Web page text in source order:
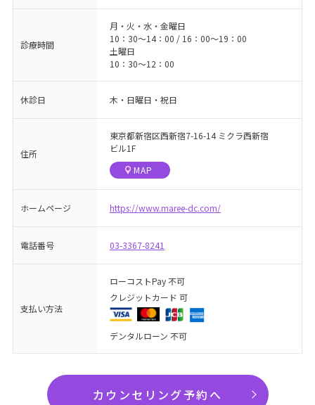
診療時間
月・火・水・金曜日
10：30〜14：00 / 16：00〜19：00
土曜日
10：30〜12：00
休診日 木・日曜日・祝日
住所
東京都新宿区西新宿7-16-14 ミクラ西新宿
ビル1F
MAP
ホームページ https://www.maree-dc.com/
電話番号 03-3367-8241
支払い方法
ローコストPay 不可
クレジットカード 可
デンタルローン 不可
カウンセリング予約へ